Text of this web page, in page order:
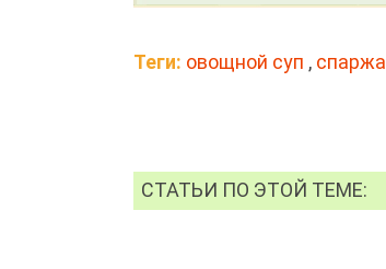
Теги: овощной суп , спаржа
СТАТЬИ ПО ЭТОЙ ТЕМЕ: